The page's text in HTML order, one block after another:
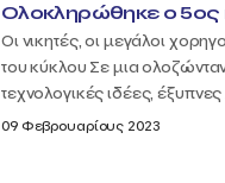
Ολοκληρώθηκε ο 5ος
Οι νικητές, οι μεγάλοι
του κύκλου Σε μια
τεχνολογικές ιδέες, έξυπνες
09 Φεβρουαρίους 2023